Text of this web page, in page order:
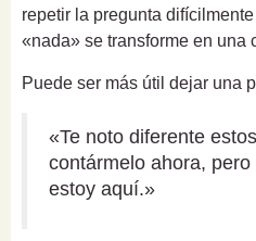
repetir la pregunta
«nada» se transforme en una
Puede ser más útil dejar una
«Te noto diferente
contármelo ahora,
estoy aquí.»